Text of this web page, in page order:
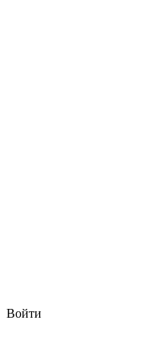
Войти